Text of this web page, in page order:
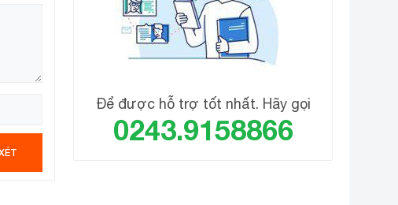
Để được hỗ trợ tốt nhất. Hãy gọi
0243.9158866